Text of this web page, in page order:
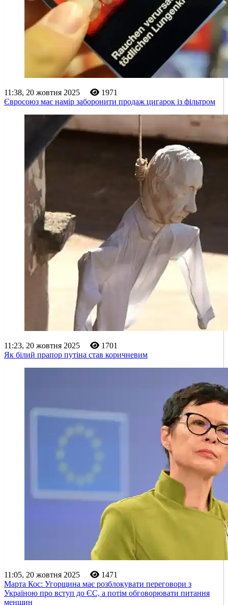
11:38, 20 жовтня 2025
1971
Євросоюз має намір заборонити продаж цигарок із фільтром
11:23, 20 жовтня 2025
1701
Як білий прапор путіна став коричневим
11:05, 20 жовтня 2025
1471
Марта Кос: Угорщина має розблокувати переговори з
Україною про вступ до ЄС, а потім обговорювати питання
меншин